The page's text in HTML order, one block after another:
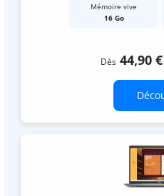
Mémoire vive
16 Go
Dès 44,90 €